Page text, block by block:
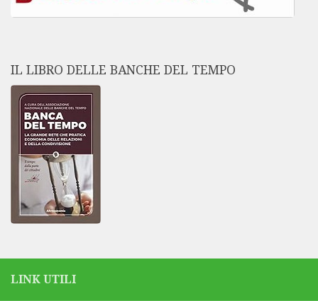
IL LIBRO DELLE BANCHE DEL TEMPO
LINK UTILI